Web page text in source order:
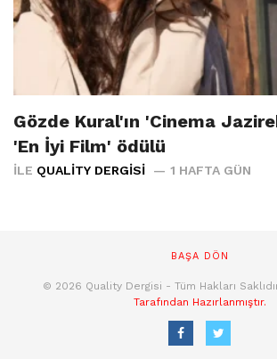
Gözde Kural'ın 'Cinema
'En İyi Film' ödülü
İLE QUALITY DERGISI 1 HAFTA GÜN
BAŞA DÖN
© 2026 Quality Dergisi - Tüm Hakları
Tarafından Hazırlanmıştır.